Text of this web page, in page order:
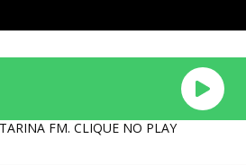
FM. CLIQUE NO PLAY